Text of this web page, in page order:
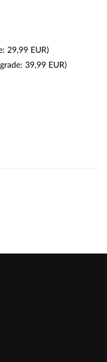
29,99 EUR)
39,99 EUR)